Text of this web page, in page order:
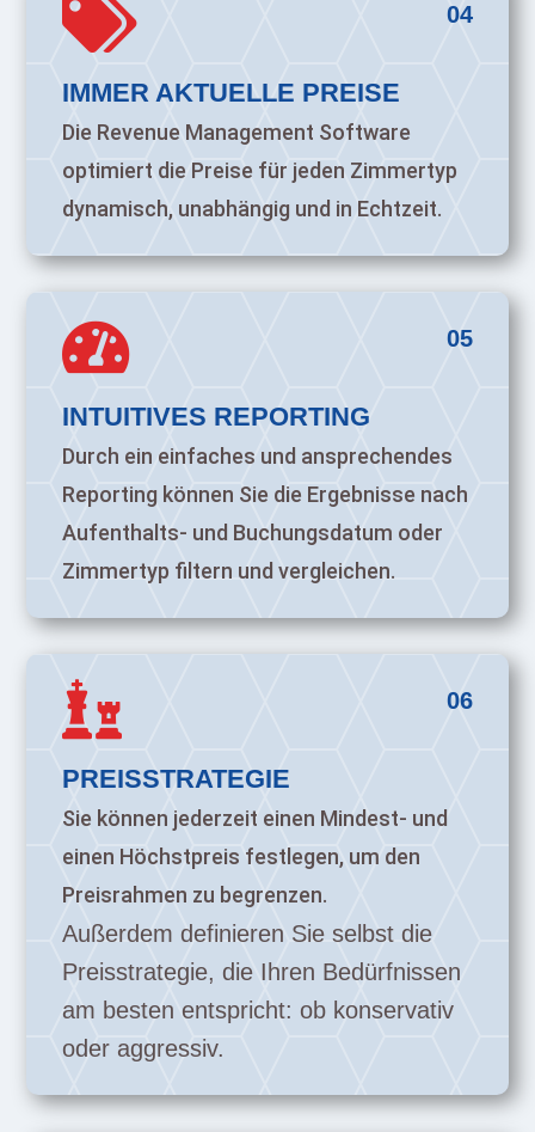
04

IMMER AKTUELLE PREISE
Die Revenue Management Software
optimiert die Preise für jeden Zimmertyp
dynamisch, unabhängig und in Echtzeit.
05

INTUITIVES REPORTING
Durch ein einfaches und ansprechendes
Reporting können Sie die Ergebnisse nach
Aufenthalts- und Buchungsdatum oder
Zimmertyp filtern und vergleichen.
06

PREISSTRATEGIE
Sie können jederzeit einen Mindest- und
einen Höchstpreis festlegen, um den
Preisrahmen zu begrenzen.
Außerdem definieren Sie selbst die
Preisstrategie, die Ihren Bedürfnissen
am besten entspricht: ob konservativ
oder aggressiv.